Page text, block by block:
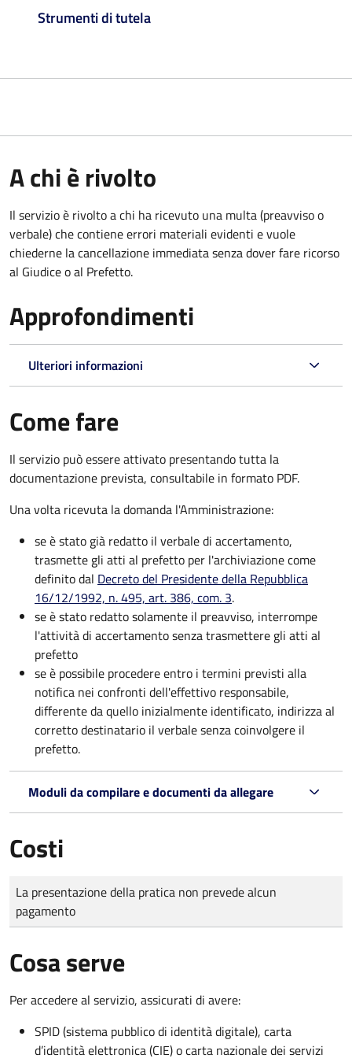
Strumenti di tutela
A chi è rivolto
Il servizio è rivolto a chi ha ricevuto una multa (preavviso o
verbale) che contiene errori materiali evidenti e vuole
chiederne la cancellazione immediata senza dover fare ricorso
al Giudice o al Prefetto.
Approfondimenti
Ulteriori informazioni
Come fare
Il servizio può essere attivato presentando tutta la
documentazione prevista, consultabile in formato PDF.
Una volta ricevuta la domanda l'Amministrazione:
se è stato già redatto il verbale di accertamento,
trasmette gli atti al prefetto per l'archiviazione come
definito dal Decreto del Presidente della Repubblica
16/12/1992, n. 495, art. 386, com. 3.
se è stato redatto solamente il preavviso, interrompe
l'attività di accertamento senza trasmettere gli atti al
prefetto
se è possibile procedere entro i termini previsti alla
notifica nei confronti dell'effettivo responsabile,
differente da quello inizialmente identificato, indirizza al
corretto destinatario il verbale senza coinvolgere il
prefetto.
Moduli da compilare e documenti da allegare
Costi
Tipo di pagamento
Importo
La presentazione della pratica non prevede alcun
pagamento
Cosa serve
Per accedere al servizio, assicurati di avere:
SPID (sistema pubblico di identità digitale), carta
d’identità elettronica (CIE) o carta nazionale dei servizi